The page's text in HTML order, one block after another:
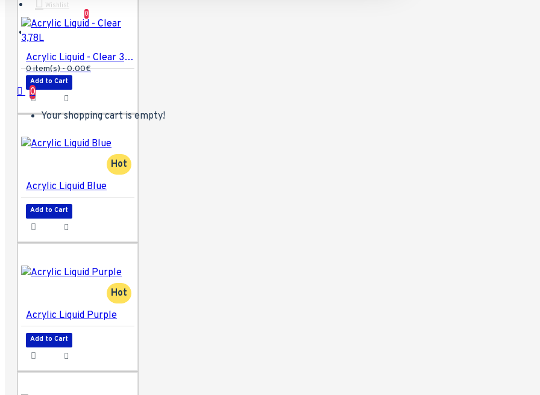
Wishlist
0
0 item(s) - 0.00€
0
Your shopping cart is empty!
Acrylic Liquid - Clear 3,78L
Add to Cart
Hot
Acrylic Liquid Blue
Add to Cart
Hot
Acrylic Liquid Purple
Add to Cart